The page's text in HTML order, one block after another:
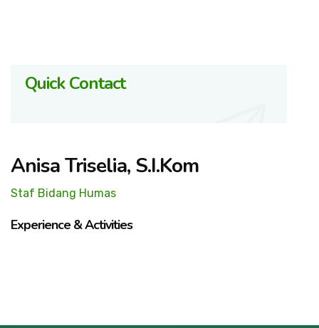
Quick Contact
Anisa Triselia, S.I.Kom
Staf Bidang Humas
Experience & Activities